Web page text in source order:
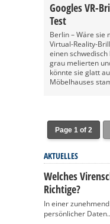
Googles VR-
Test
Berlin – Wäre sie
Virtual-Reality-
einen
grau melierten
könnte sie glatt
Möbelhauses
Page 1 of 2
AKTUELLES
Welches
Richtige?
In einer
persönlicher